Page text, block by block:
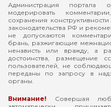
Администрация портала
модерировать
сохранения
законодательства РФ и
не допускаются
брань, разжигающие
ненависть или вражду, а
достоинства, размещение
пользователей, не
переданы по запросу в
органы.
Внимание! Совершая